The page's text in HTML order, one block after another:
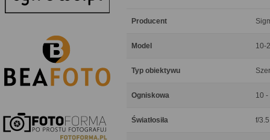
Producent
Model 10-
Typ obiektywu
Ogniskowa 10 -
Światłosiła f/3.5